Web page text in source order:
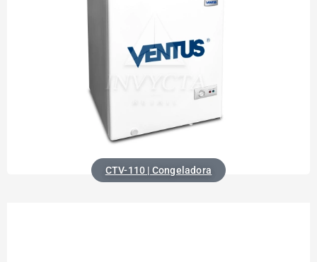
CTV-110 | Congeladora